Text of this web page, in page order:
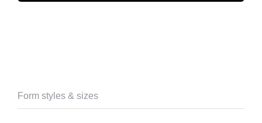
Form styles & sizes